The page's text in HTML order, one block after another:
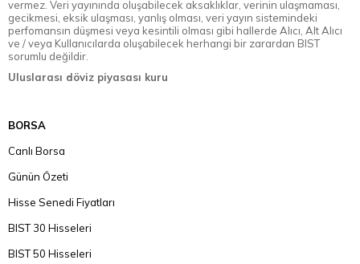
vermez. Veri yayınında oluşabilecek aksaklıklar, verinin ulaşmaması,
gecikmesi, eksik ulaşması, yanlış olması, veri yayın sistemindeki
perfomansın düşmesi veya kesintili olması gibi hallerde Alıcı, Alt Alıcı
ve / veya Kullanıcılarda oluşabilecek herhangi bir zarardan BIST
sorumlu değildir.
Uluslarası döviz piyasası kuru
BORSA
Canlı Borsa
Günün Özeti
Hisse Senedi Fiyatları
BIST 30 Hisseleri
BIST 50 Hisseleri